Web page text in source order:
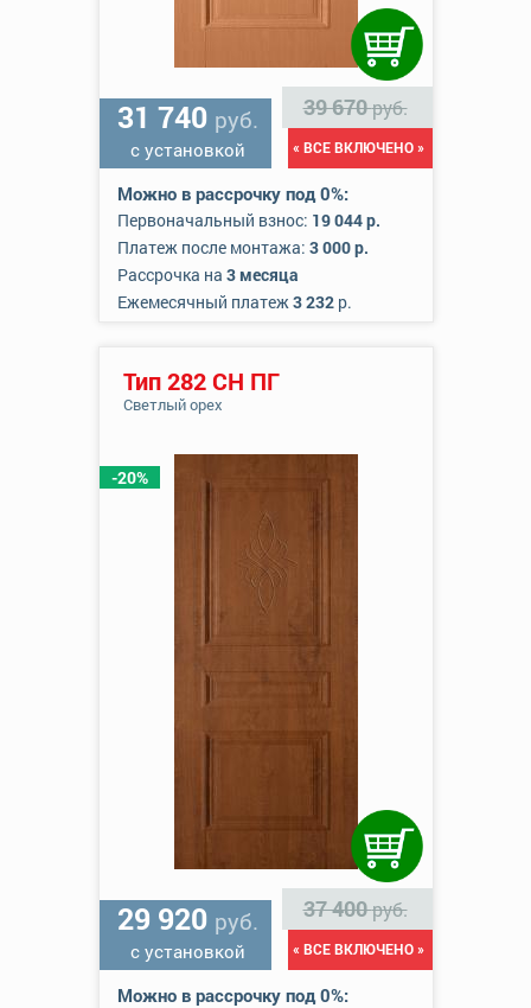
31 740 руб.
с установкой
39 670руб.
« ВСЕ ВКЛЮЧЕНО »
Можно в рассрочку под 0%:
Первоначальный взнос: 19 044 р.
Платеж после монтажа: 3 000 р.
Рассрочка на 3 месяца
Ежемесячный платеж3 232р.
-20%
Тип 282 СН ПГ
Светлый орех
29 920 руб.
с установкой
37 400руб.
« ВСЕ ВКЛЮЧЕНО »
Можно в рассрочку под 0%: